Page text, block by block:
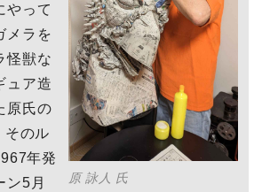
原 詠人 氏
やって
メラを
怪獣な
ュア造
原氏の
のル
年発
ン5月